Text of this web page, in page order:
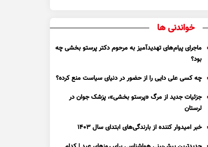
خواندنی ها
ماجرای پیام‌های تهدیدآمیز به مرحوم دکتر پرستو بخشی چه
بود؟
چه کسی علی دایی را از حضور در دنیای سیاست منع کرده؟
جزئیات جدید از مرگ «پرستو بخشی»، پزشک جوان در
لرستان
خبر امیدوار کننده از بارندگی‌های ابتدای سال ۱۴۰۳